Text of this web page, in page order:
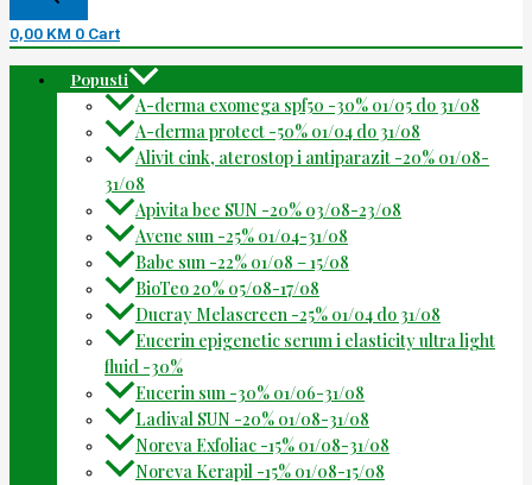
0,00 KM 0 Cart
Popusti
A-derma exomega spf50 -30% 01/05 do 31/08
A-derma protect -50% 01/04 do 31/08
Alivit cink, aterostop i antiparazit -20% 01/08-
31/08
Apivita bee SUN -20% 03/08-23/08
Avene sun -25% 01/04-31/08
Babe sun -22% 01/08 – 15/08
BioTeo 20% 05/08-17/08
Ducray Melascreen -25% 01/04 do 31/08
Eucerin epigenetic serum i elasticity ultra light
fluid -30%
Eucerin sun -30% 01/06-31/08
Ladival SUN -20% 01/08-31/08
Noreva Exfoliac -15% 01/08-31/08
Noreva Kerapil -15% 01/08-15/08